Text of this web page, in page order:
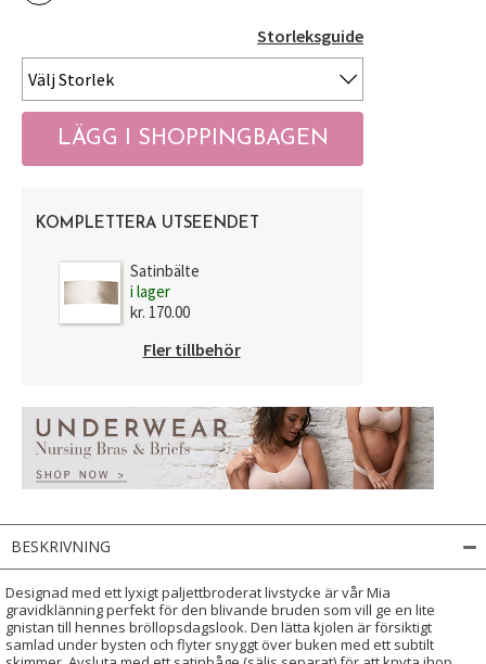
Storleksguide
KOMPLETTERA UTSEENDET
Satinbälte
i lager
kr. 170.00
Fler tillbehör
BESKRIVNING
Designad med ett lyxigt paljettbroderat livstycke är vår Mia
gravidklänning perfekt för den blivande bruden som vill ge en lite
gnistan till hennes bröllopsdagslook. Den lätta kjolen är försiktigt
samlad under bysten och flyter snyggt över buken med ett subtilt